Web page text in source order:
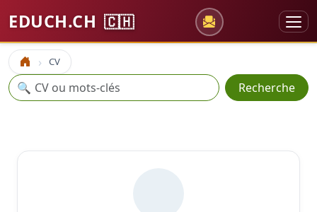
EDUCH.CH 🇨🇭
Accueil CV
Recherche
🔍 Recherche